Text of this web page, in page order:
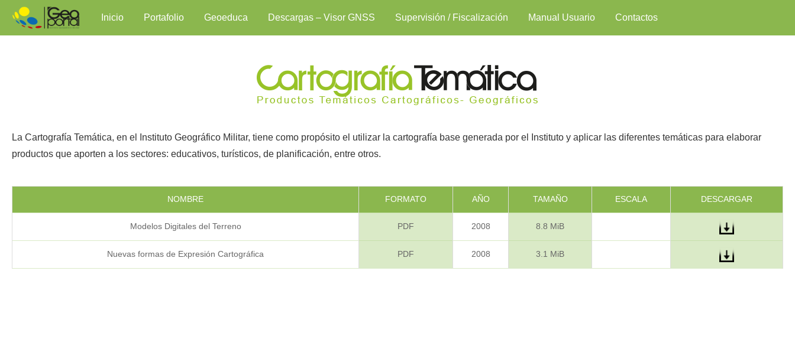
Inicio Portafolio Geoeduca Descargas – Visor GNSS Supervisión / Fiscalización Manual Usuario Contactos
La Cartografía Temática, en el Instituto Geográfico Militar, tiene como propósito el utilizar la cartografía base generada por el Instituto y aplicar las diferentes temáticas para elaborar
productos que aporten a los sectores: educativos, turísticos, de planificación, entre otros.
NOMBRE FORMATO AÑO TAMAÑO ESCALA DESCARGAR
Modelos Digitales del Terreno PDF 2008 8.8 MiB
Nuevas formas de Expresión Cartográfica PDF 2008 3.1 MiB